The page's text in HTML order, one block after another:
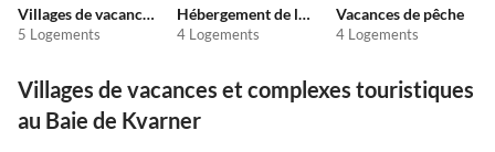
Villages de vacances et complexes touristiques
5 Logements
Hébergement de luxe
4 Logements
Vacances de pêche
4 Logements
Villages de vacances et complexes touristiques
au Baie de Kvarner